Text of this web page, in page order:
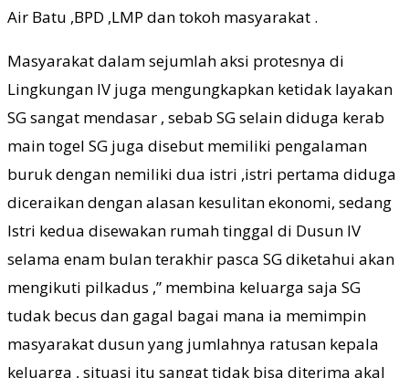
Air Batu ,BPD ,LMP dan tokoh masyarakat .
Masyarakat dalam sejumlah aksi protesnya di
Lingkungan IV juga mengungkapkan ketidak layakan
SG sangat mendasar , sebab SG selain diduga kerab
main togel SG juga disebut memiliki pengalaman
buruk dengan nemiliki dua istri ,istri pertama diduga
diceraikan dengan alasan kesulitan ekonomi, sedang
Istri kedua disewakan rumah tinggal di Dusun IV
selama enam bulan terakhir pasca SG diketahui akan
mengikuti pilkadus ,” membina keluarga saja SG
tudak becus dan gagal bagai mana ia memimpin
masyarakat dusun yang jumlahnya ratusan kepala
keluarga , situasi itu sangat tidak bisa diterima akal